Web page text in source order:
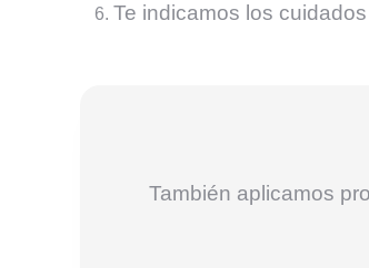
Te indicamos los
También aplicamos